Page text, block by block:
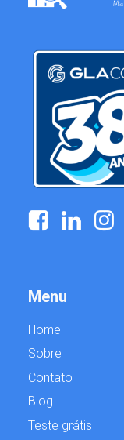
Menu
Home
Sobre
Contato
Blog
Teste grátis